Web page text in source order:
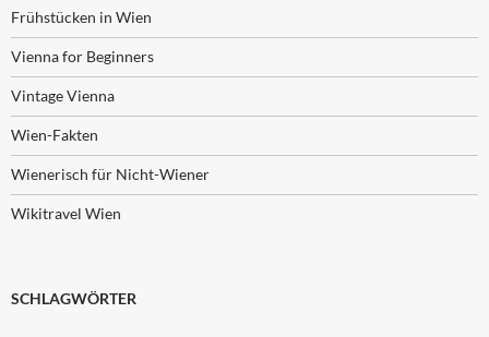
Frühstücken in Wien
Vienna for Beginners
Vintage Vienna
Wien-Fakten
Wienerisch für Nicht-Wiener
Wikitravel Wien
SCHLAGWÖRTER